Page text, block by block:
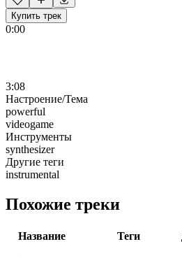
Купить трек
0:00
3:08
Настроение/Тема
powerful
videogame
Инструменты
synthesizer
Другие теги
instrumental
Похожие треки
Название Теги